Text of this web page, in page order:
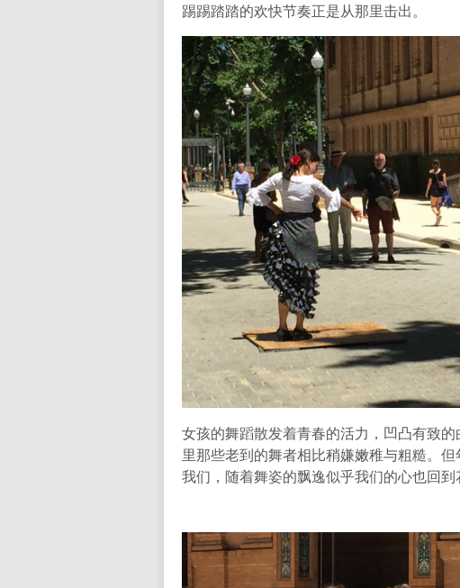
踢踢踏踏的欢快节奏正是从那里击出。
女孩的舞蹈散发着青春的活力，凹凸有致
里那些老到的舞者相比稍嫌嫩稚与粗糙。
我们，随着舞姿的飘逸似乎我们的心也回到